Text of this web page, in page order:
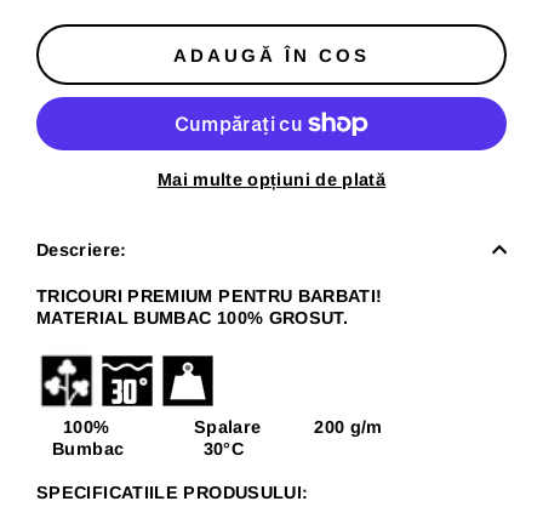
ADAUGĂ ÎN COS
Mai multe opțiuni de plată
Descriere:
TRICOURI PREMIUM PENTRU BARBATI!
MATERIAL BUMBAC 100% GROSUT.
100% Spalare 200 g/m
Bumbac 30°C
SPECIFICATIILE PRODUSULUI: